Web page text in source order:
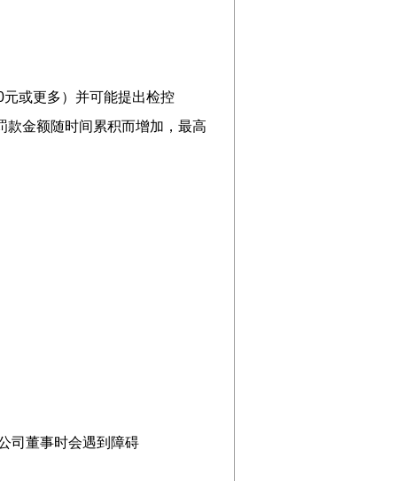
或更多）并可能提出检控
金额随时间累积而增加，最高
司董事时会遇到障碍